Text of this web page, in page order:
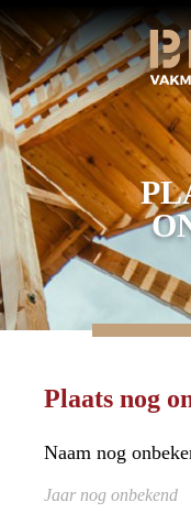
Plaats nog
Naam nog
Jaar nog onbekend